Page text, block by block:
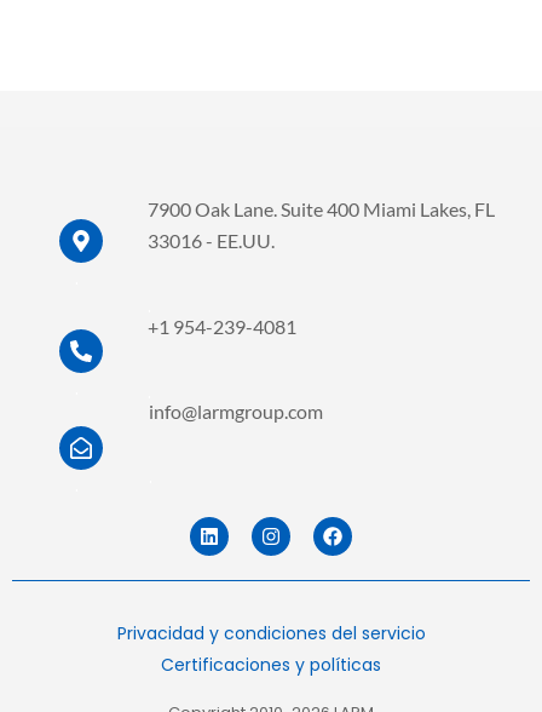
7900 Oak Lane. Suite 400 Miami Lakes, FL
33016 - EE.UU.
+1 954-239-4081
info@larmgroup.com
L
i
n
k
i
n
I
n
s
t
g
r
a
F
a
c
e
o
o
k
Privacidad y condiciones del servicio
Certificaciones y políticas